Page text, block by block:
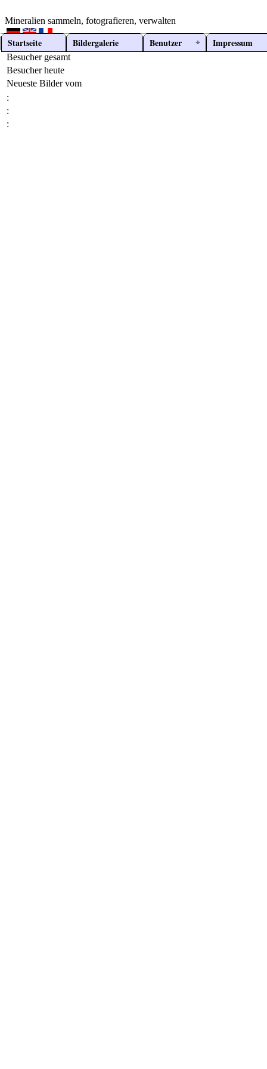
Mineralien sammeln, fotografieren, verwalten
Besucher gesamt
Besucher heute
Neueste Bilder vom
:
:
:
Startseite Bildergalerie Benutzer Impressum